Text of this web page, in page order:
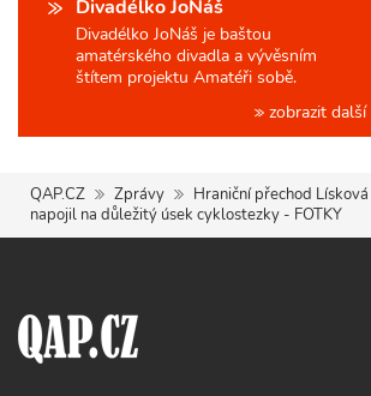
Divadélko JoNáš
Divadélko JoNáš je baštou
amatérského divadla a vývěsním
štítem projektu Amatéři sobě.
zobrazit další
QAP.CZ Zprávy
Hraniční přechod
napojil na důležitý úsek cyklostezky - FOTKY